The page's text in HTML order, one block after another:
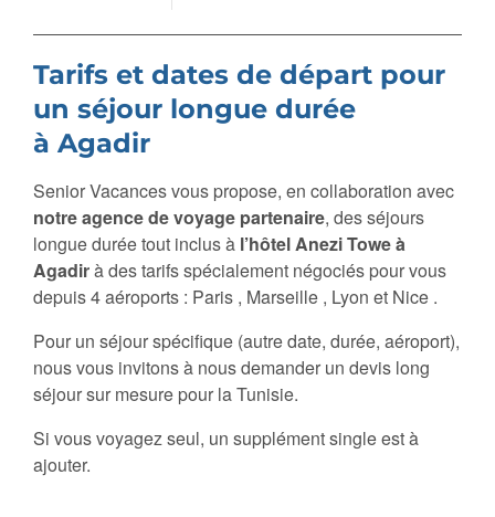
Tarifs et dates de départ pour
un séjour longue durée
à Agadir
Senior Vacances vous propose, en collaboration avec
notre agence de voyage partenaire, des séjours
longue durée tout inclus à l’hôtel Anezi Towe à
Agadirà des tarifs spécialement négociés pour vous
depuis 4 aéroports : Paris , Marseille , Lyon et Nice .
Pour un séjour spécifique (autre date, durée, aéroport),
nous vous invitons à nous demander un devis long
séjour sur mesure pour la Tunisie.
Si vous voyagez seul, un supplément single est à
ajouter.